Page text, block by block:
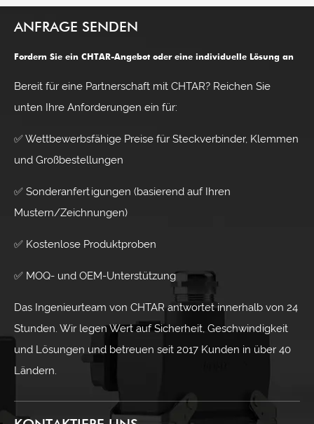
ANFRAGE SENDEN
Fordern Sie ein CHTAR-Angebot oder eine individuelle Lösung an
Bereit für eine Partnerschaft mit CHTAR? Reichen Sie
unten Ihre Anforderungen ein für:
✅ Wettbewerbsfähige Preise für Steckverbinder, Klemmen
und Großbestellungen
✅ Sonderanfertigungen (basierend auf Ihren
Mustern/Zeichnungen)
✅ Kostenlose Produktproben
✅ MOQ- und OEM-Unterstützung
Das Ingenieurteam von CHTAR antwortet innerhalb von 24
Stunden. Wir legen Wert auf Sicherheit, Geschwindigkeit
und Lösungen und betreuen seit 2017 Kunden in über 40
Ländern.